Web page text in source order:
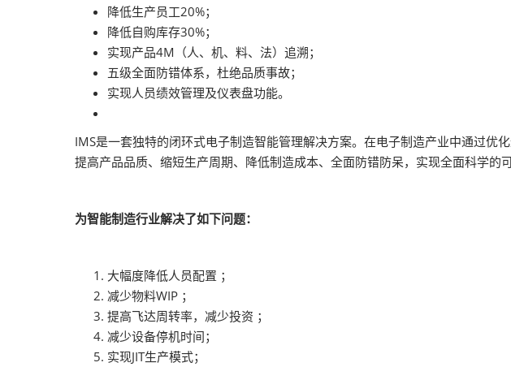
降低生产员工20%；
降低自购库存30%；
实现产品4M（人、机、料、法）追溯；
五级全面防错体系，杜绝品质事故；
实现人员绩效管理及仪表盘功能。
IMS是一套独特的闭环式电子制造智能管理解决方案。在电子制造产业中通过优
提高产品品质、缩短生产周期、降低制造成本、全面防错防呆，实现全面科学的可
为智能制造行业解决了如下问题：
大幅度降低人员配置 ；
减少物料WIP ；
提高飞达周转率，减少投资 ；
减少设备停机时间；
实现JIT生产模式；